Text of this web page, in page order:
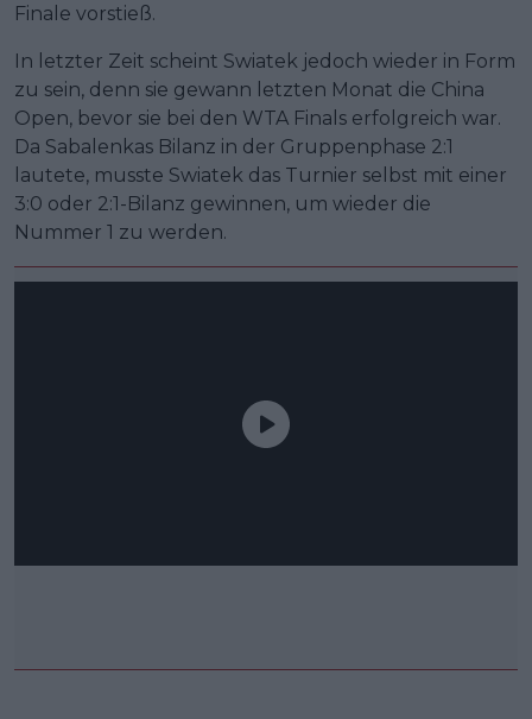
Finale vorstieß.
In letzter Zeit scheint Swiatek jedoch wieder in Form
zu sein, denn sie gewann letzten Monat die China
Open, bevor sie bei den WTA Finals erfolgreich war.
Da Sabalenkas Bilanz in der Gruppenphase 2:1
lautete, musste Swiatek das Turnier selbst mit einer
3:0 oder 2:1-Bilanz gewinnen, um wieder die
Nummer 1 zu werden.